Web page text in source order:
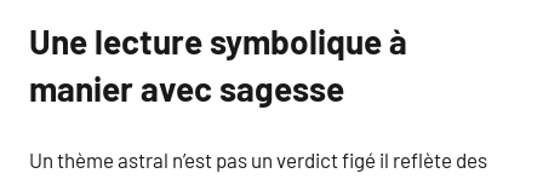
Une lecture symbolique à
manier avec sagesse
Un thème astral n’est pas un verdict figé il reflète des